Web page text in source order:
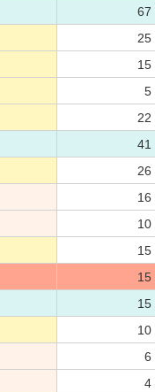
67
25
15
5
22
41
26
16
10
15
15
15
10
6
4